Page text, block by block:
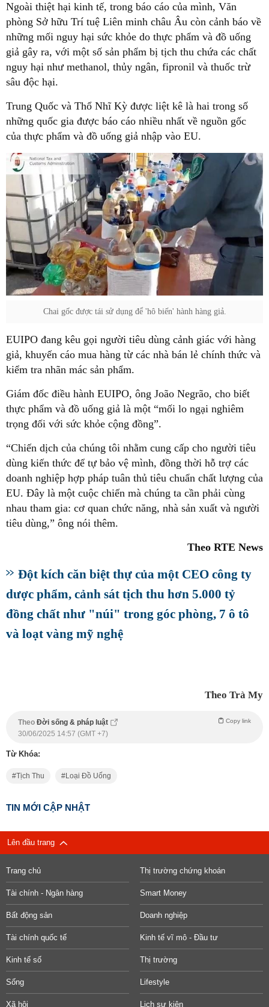
Ngoài thiệt hại kinh tế, trong báo cáo của mình, Văn
phòng Sở hữu Trí tuệ Liên minh châu Âu còn cảnh báo về
những mối nguy hại sức khỏe do thực phẩm và đồ uống
giả gây ra, với một số sản phẩm bị tịch thu chứa các chất
nguy hại như methanol, thủy ngân, fipronil và thuốc trừ
sâu độc hại.
Trung Quốc và Thổ Nhĩ Kỳ được liệt kê là hai trong số
những quốc gia được báo cáo nhiều nhất về nguồn gốc
của thực phẩm và đồ uống giả nhập vào EU.
Chai gốc được tái sử dụng để 'hô biến' hành hàng giả.
EUIPO đang kêu gọi người tiêu dùng cảnh giác với hàng
giả, khuyến cáo mua hàng từ các nhà bán lẻ chính thức và
kiểm tra nhãn mác sản phẩm.
Giám đốc điều hành EUIPO, ông João Negrão, cho biết
thực phẩm và đồ uống giả là một “mối lo ngại nghiêm
trọng đối với sức khỏe cộng đồng”.
“Chiến dịch của chúng tôi nhằm cung cấp cho người tiêu
dùng kiến thức để tự bảo vệ mình, đồng thời hỗ trợ các
doanh nghiệp hợp pháp tuân thủ tiêu chuẩn chất lượng của
EU. Đây là một cuộc chiến mà chúng ta cần phải cùng
nhau tham gia: cơ quan chức năng, nhà sản xuất và người
tiêu dùng,” ông nói thêm.
Theo RTE News
Đột kích căn biệt thự của một CEO công ty
dược phẩm, cảnh sát tịch thu hơn 5.000 tỷ
đồng chất như "núi" trong góc phòng, 7 ô tô
và loạt vàng mỹ nghệ
Theo Trà My
Theo Đời sống & pháp luật Copy link
30/06/2025 14:57 (GMT +7)
Từ Khóa:
Tịch Thu Loại Đồ Uống
TIN MỚI CẬP NHẬT
Lên đầu trang
Trang chủ Thị trường chứng khoán
Tài chính - Ngân hàng Smart Money
Bất động sản Doanh nghiệp
Tài chính quốc tế Kinh tế vĩ mô - Đầu tư
Kinh tế số Thị trường
Sống Lifestyle
Xã hội Lịch sự kiện